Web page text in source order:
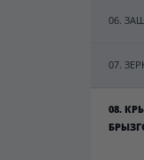
06.
07.
08.